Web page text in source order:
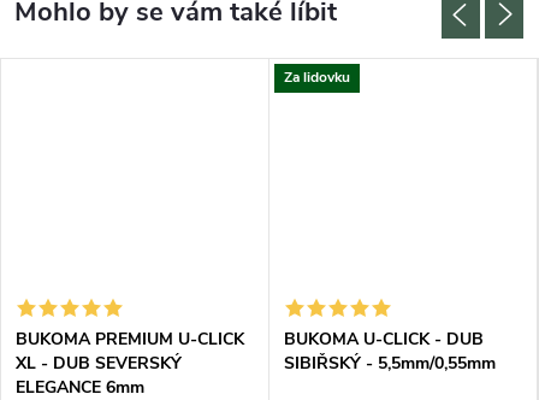
BUKOMA PREMIUM U-CLICK
XL - DUB SEVERSKÝ
ELEGANCE 6mm
Za lidovku
BUKOMA U-CLICK - DUB
SIBIŘSKÝ - 5,5mm/0,55mm